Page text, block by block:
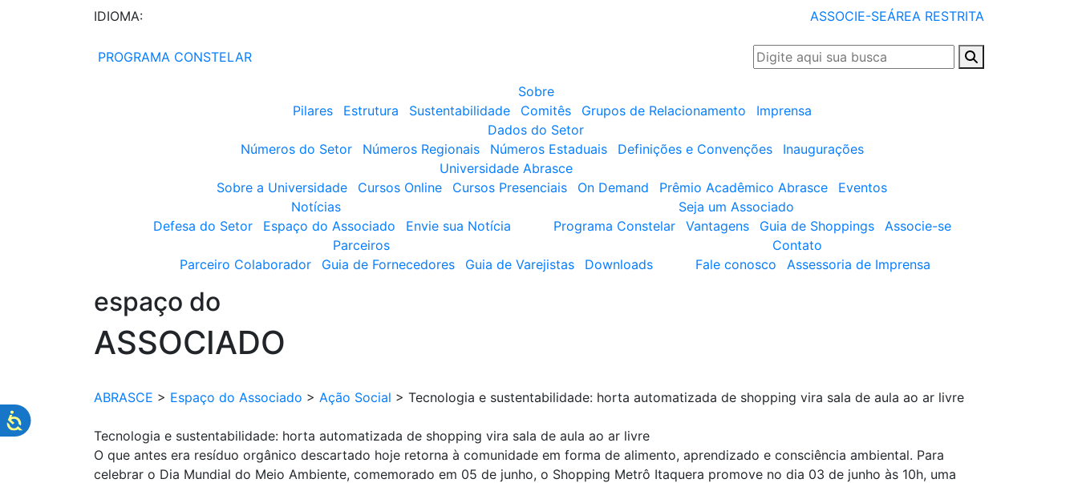
IDIOMA: ASSOCIE-SEÁREA RESTRITA
PROGRAMA CONSTELAR
Sobre
Pilares
Estrutura Sustentabilidade Comitês Grupos de Relacionamento
Imprensa
Dados do Setor
Números do Setor
Números Regionais Números Estaduais Definições e Convenções
Inaugurações
Universidade Abrasce
Sobre a Universidade
Cursos Online Cursos Presenciais On Demand Prêmio Acadêmico Abrasce
Eventos
Notícias
Defesa do Setor
Espaço do Associado Envie sua Notícia
Seja um Associado
Programa Constelar
Vantagens Guia de Shoppings
Associe-se
Parceiros
Parceiro Colaborador
Guia de Fornecedores Guia de Varejistas Downloads
Contato
Fale conosco
Assessoria de Imprensa
espaço do
ASSOCIADO
ABRASCE > Espaço do Associado > Ação Social > Tecnologia e sustentabilidade: horta automatizada de shopping vira sala de aula ao ar livre
Tecnologia e sustentabilidade: horta automatizada de shopping vira sala de aula ao ar livre
O que antes era resíduo orgânico descartado hoje retorna à comunidade em forma de alimento, aprendizado e consciência ambiental. Para
celebrar o Dia Mundial do Meio Ambiente, comemorado em 05 de junho, o Shopping Metrô Itaquera promove no dia 03 de junho às 10h, uma